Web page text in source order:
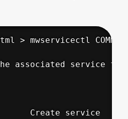
> mwservicectl
associated service
Create service